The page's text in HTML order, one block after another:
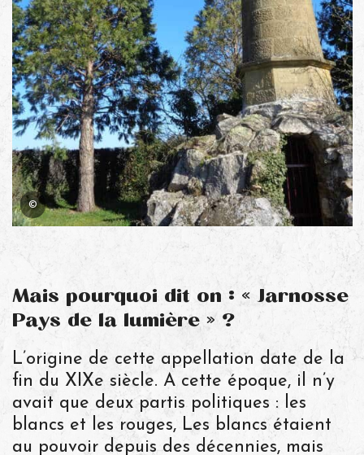
©
Mais pourquoi dit on : « Jarnosse
Pays de la lumière » ?
L’origine de cette appellation date de la
fin du XIXe siècle. A cette époque, il n’y
avait que deux partis politiques : les
blancs et les rouges, Les blancs étaient
au pouvoir depuis des décennies, mais